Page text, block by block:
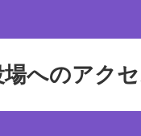
場へのアク